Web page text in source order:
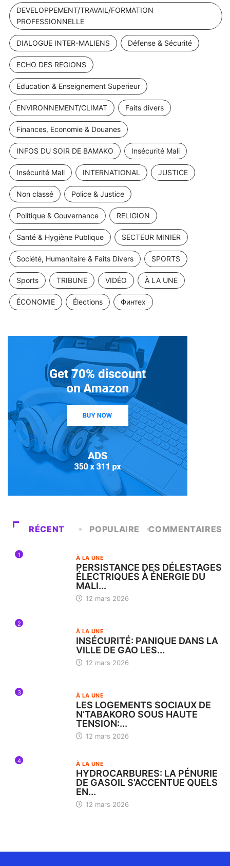
DEVELOPPEMENT/TRAVAIL/FORMATION
PROFESSIONNELLE
DIALOGUE INTER-MALIENS Défense & Sécurité
ECHO DES REGIONS
Education & Enseignement Superieur
ENVIRONNEMENT/CLIMAT Faits divers
Finances, Economie & Douanes
INFOS DU SOIR DE BAMAKO Insécurité Mali
Insécurité Mali INTERNATIONAL JUSTICE
Non classé Police & Justice
Politique & Gouvernance RELIGION
Santé & Hygiène Publique SECTEUR MINIER
Société, Humanitaire & Faits Divers SPORTS
Sports TRIBUNE VIDÉO À LA UNE
ÉCONOMIE Élections Финтех
RÉCENT POPULAIRE COMMENTAIRES
1 À LA UNE
PERSISTANCE DES DÉLESTAGES
ÉLECTRIQUES À ÉNERGIE DU
MALI...
12 mars 2026
2
À LA UNE
INSÉCURITÉ: PANIQUE DANS LA
VILLE DE GAO LES...
12 mars 2026
3 À LA UNE
LES LOGEMENTS SOCIAUX DE
N’TABAKORO SOUS HAUTE
TENSION:...
12 mars 2026
4 À LA UNE
HYDROCARBURES: LA PÉNURIE
DE GASOIL S’ACCENTUE QUELS
EN...
12 mars 2026